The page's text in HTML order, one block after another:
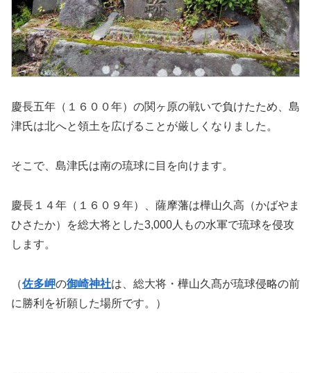
慶長五年（１６００年）の関ヶ原の戦いで負けたため、島
津氏は北へと領土を広げることが厳しくなりました。
そこで、島津氏は南の琉球に目を向けます。
慶長１４年（１６０９年）、薩摩藩は樺山久高（かばやま
ひさたか）を総大将とした3,000人もの水軍で琉球を侵攻
します。
（佐多岬の御崎神社は、総大将・樺山久髙が琉球侵略の前
に勝利を祈願した場所です。）